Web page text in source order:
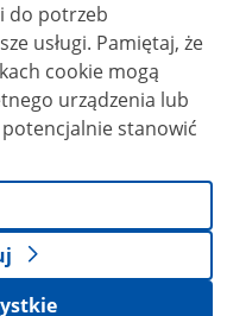
do potrzeb
Pamiętaj, że
cookie mogą
urządzenia lub
stanowić